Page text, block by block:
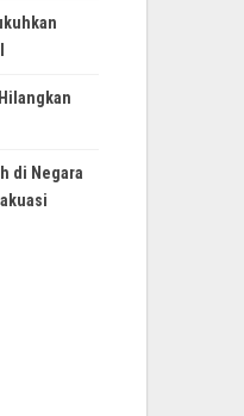
di Negara